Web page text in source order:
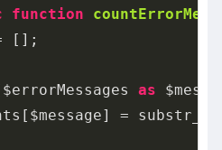
function
[];
as
=